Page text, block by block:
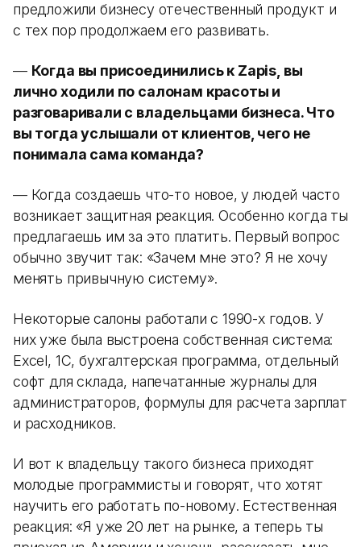
предложили бизнесу отечественный продукт и
с тех пор продолжаем его развивать.
— Когда вы присоединились к Zapis, вы
лично ходили по салонам красоты и
разговаривали с владельцами бизнеса. Что
вы тогда услышали от клиентов, чего не
понимала сама команда?
— Когда создаешь что-то новое, у людей часто
возникает защитная реакция. Особенно когда ты
предлагаешь им за это платить. Первый вопрос
обычно звучит так: «Зачем мне это? Я не хочу
менять привычную систему».
Некоторые салоны работали с 1990-х годов. У
них уже была выстроена собственная система:
Excel, 1С, бухгалтерская программа, отдельный
софт для склада, напечатанные журналы для
администраторов, формулы для расчета зарплат
и расходников.
И вот к владельцу такого бизнеса приходят
молодые программисты и говорят, что хотят
научить его работать по-новому. Естественная
реакция: «Я уже 20 лет на рынке, а теперь ты